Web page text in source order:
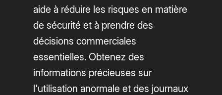
aide à réduire les risques en matière
de sécurité et à prendre des
décisions commerciales
essentielles. Obtenez des
informations précieuses sur
l'utilisation anormale et des journaux